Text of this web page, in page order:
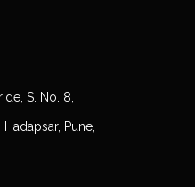
S. No. 8,
Pune,